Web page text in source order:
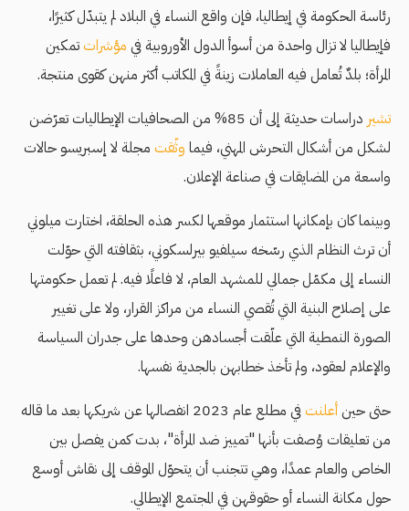
رئاسة الحكومة في إيطاليا، فإن واقع النساء في البلاد لم يتبدّل كثيرًا،
فإيطاليا لا تزال واحدة من أسوأ الدول الأوروبية في مؤشرات تمكين
المرأة؛ بلدٌ تُعامل فيه العاملات زينةً في المكاتب أكثر منهن كقوى منتجة.
تشير
دراسات حديثة إلى أن 85% من الصحافيات الإيطاليات تعرّضن
لشكل من أشكال التحرش المهني، فيما وثّقت مجلة لا إسبريسو حالات
واسعة من المضايقات في صناعة الإعلان.
وبينما كان بإمكانها استثمار موقعها لكسر هذه الحلقة، اختارت ميلوني
أن ترث النظام الذي رسّخه سيلفيو بيرلسكوني، بثقافته التي حوّلت
النساء إلى مكمّل جمالي للمشهد العام، لا فاعلًا فيه. لم تعمل حكومتها
على إصلاح البنية التي تُقصي النساء من مراكز القرار، ولا على تغيير
الصورة النمطية التي علّقت أجسادهن وحدها على جدران السياسة
والإعلام لعقود، ولم تأخذ خطابهن بالجدية نفسها.
حتى حينأعلنت
في مطلع عام 2023 انفصالها عن شريكها بعد ما قاله
من تعليقات وُصفت بأنها "تمييز ضد المرأة"، بدت كمن يفصل بين
الخاص والعام عمدًا، وهي تتجنب أن يتحوّل الموقف إلى نقاش أوسع
حول مكانة النساء أو حقوقهن في المجتمع الإيطالي.